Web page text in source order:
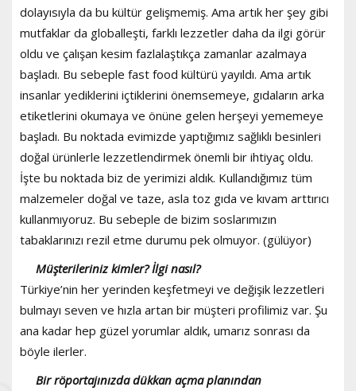
dolayısıyla da bu kültür gelişmemiş. Ama artık her şey gibi
mutfaklar da globalleşti, farklı lezzetler daha da ilgi görür
oldu ve çalışan kesim fazlalaştıkça zamanlar azalmaya
başladı. Bu sebeple fast food kültürü yayıldı. Ama artık
insanlar yediklerini içtiklerini önemsemeye, gıdaların arka
etiketlerini okumaya ve önüne gelen herşeyi yememeye
başladı. Bu noktada evimizde yaptığımız sağlıklı besinleri
doğal ürünlerle lezzetlendirmek önemli bir ihtiyaç oldu.
İşte bu noktada biz de yerimizi aldık. Kullandığımız tüm
malzemeler doğal ve taze, asla toz gıda ve kıvam arttırıcı
kullanmıyoruz. Bu sebeple de bizim soslarımızın
tabaklarınızı rezil etme durumu pek olmuyor. (gülüyor)
Müşterileriniz kimler? İlgi nasıl?
Türkiye’nin her yerinden keşfetmeyi ve değişik lezzetleri
bulmayı seven ve hızla artan bir müşteri profilimiz var. Şu
ana kadar hep güzel yorumlar aldık, umarız sonrası da
böyle ilerler.
Bir röportajınızda dükkan açma planından